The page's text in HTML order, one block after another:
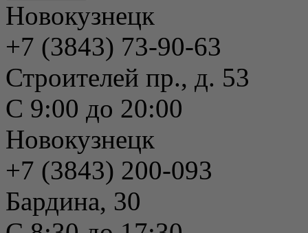
Новокузнецк
+7 (3843) 73-90-63
Строителей пр., д. 53
С 9:00 до 20:00
Новокузнецк
+7 (3843) 200-093
Бардина, 30